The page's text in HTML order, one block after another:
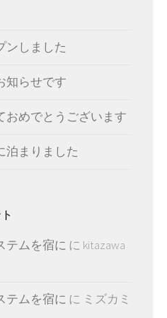
ンしました
知らせです
おめでとうございます
泊まりました
テムを宿に に kitazawa
テムを宿に に ミズカミ